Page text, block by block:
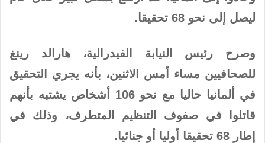
ليصل إلى نحو 68 تحقيقا.
وصرح رئيس النيابة الفيدرالية، هارالد رينغ
للصحافيين مساء أمس الاثنين، بأنه يجري التحقيق
في ألمانيا حاليا مع نحو 106 أشخاص يشتبه بأنهم
قاتلوا في صفوف التنظيم المتطرف، وذلك في
إطار 68 تحقيقا أوليا أو جنائيا.